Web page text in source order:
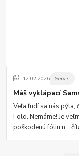
12.02.2026 Servis
Máš vyklápací
Veľa ľudí sa nás pýta,
Fold. Nemáme! Je
poškodenú fóliu n...